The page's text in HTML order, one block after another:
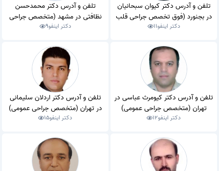
تلفن و آدرس دکتر کیوان سبحانیان
در بجنورد (فوق تخصص جراحی قلب
و عروق)
دکتر اینفو11
تلفن و آدرس دکتر محمدحسن
نظافتی در مشهد (متخصص جراحی
عمومی)
دکتر اینفو9
تلفن و آدرس دکتر کیومرث عباسی در
تهران (متخصص جراحی عمومی)
دکتر اینفو12
تلفن و آدرس دکتر اردلان سلیمانی
در تهران (متخصص جراحی عمومی)
دکتر اینفو15